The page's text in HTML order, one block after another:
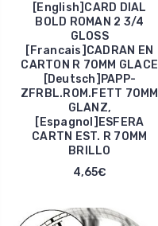
[English]CARD DIAL
BOLD ROMAN 2 3/4
GLOSS
[Francais]CADRAN EN
CARTON R 70MM GLACE
[Deutsch]PAPP-
ZFRBL.ROM.FETT 70MM
GLANZ,
[Espagnol]ESFERA
CARTN EST. R 70MM
BRILLO
4,65€